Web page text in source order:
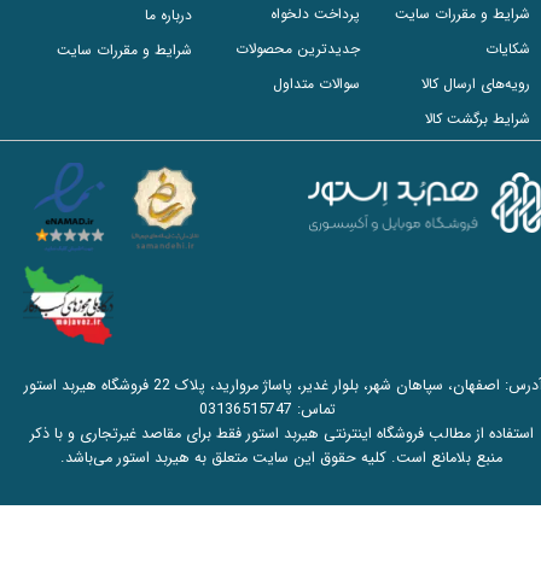
شرایط و مقررات سایت
شکایات
رویه‌های ارسال کالا
شرایط برگشت کالا
پرداخت دلخواه
جدیدترین محصولات
سوالات متداول
درباره ما
شرایط و مقررات سایت
آدرس: اصفهان، سپاهان شهر، بلوار غدیر، پاساژ مروارید، پلاک 22 فروشگاه هیربد استور
تماس: 03136515747
استفاده از مطالب فروشگاه اینترنتی هیربد استور فقط برای مقاصد غیرتجاری و با ذکر
منبع بلامانع است. کلیه حقوق این سایت متعلق به هیربد استور می‌باشد.​​​​​​​